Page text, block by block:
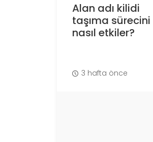
Alan adı kilidi
taşıma sürecini
nasıl etkiler?
3 hafta önce